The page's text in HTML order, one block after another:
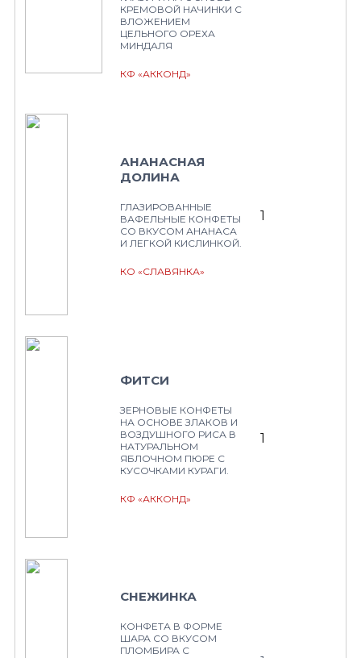
КРЕМОВОЙ НАЧИНКИ С
ВЛОЖЕНИЕМ
ЦЕЛЬНОГО ОРЕХА
МИНДАЛЯ
КФ «АККОНД»
АНАНАСНАЯ
ДОЛИНА
ГЛАЗИРОВАННЫЕ
ВАФЕЛЬНЫЕ КОНФЕТЫ
СО ВКУСОМ АНАНАСА
И ЛЕГКОЙ КИСЛИНКОЙ.
КО «СЛАВЯНКА»
1
ФИТСИ
ЗЕРНОВЫЕ КОНФЕТЫ
НА ОСНОВЕ ЗЛАКОВ И
ВОЗДУШНОГО РИСА В
НАТУРАЛЬНОМ
ЯБЛОЧНОМ ПЮРЕ С
КУСОЧКАМИ КУРАГИ.
КФ «АККОНД»
1
СНЕЖИНКА
КОНФЕТА В ФОРМЕ
ШАРА СО ВКУСОМ
ПЛОМБИРА С